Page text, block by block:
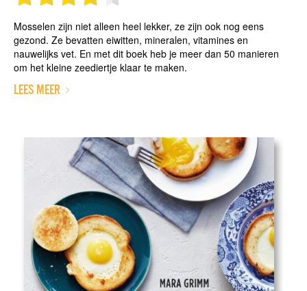
Mosselen zijn niet alleen heel lekker, ze zijn ook nog eens
gezond. Ze bevatten eiwitten, mineralen, vitamines en
nauwelijks vet. En met dit boek heb je meer dan 50 manieren
om het kleine zeediertje klaar te maken.
LEES MEER